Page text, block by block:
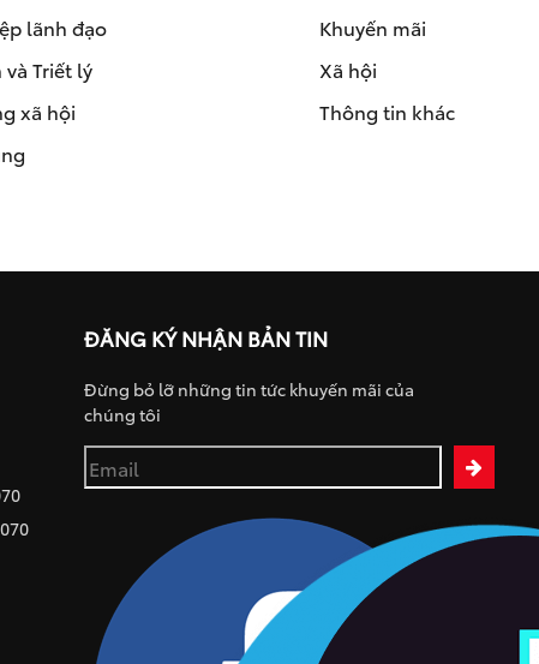
lãnh đạo
và Triết lý
xã hội
Khuyến mãi
Xã hội
Thông tin khác
ĐĂNG KÝ NHẬN BẢN TIN
Đừng bỏ lỡ những tin tức khuyến mãi của
chúng tôi